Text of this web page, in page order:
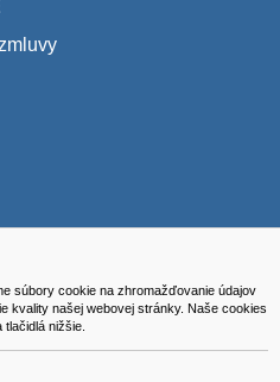
súbory cookie na zhromažďovanie údajov
kvality našej webovej stránky. Naše cookies
nižšie.
Žiar nad Hronom